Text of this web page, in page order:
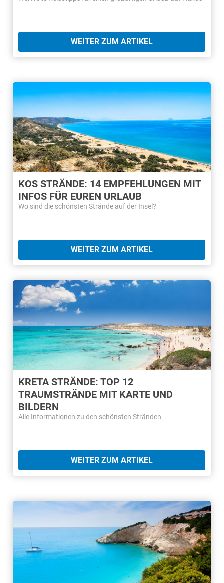
WEITER ZUM ARTIKEL
KOS STRÄNDE: 14 EMPFEHLUNGEN MIT
INFOS FÜR EUREN URLAUB
Wo sind die schönsten Strände auf der Insel?
WEITER ZUM ARTIKEL
KRETA STRÄNDE: TOP 12
TRAUMSTRÄNDE MIT KARTE UND
BILDERN
Alle Informationen zu den schönsten Stränden
WEITER ZUM ARTIKEL